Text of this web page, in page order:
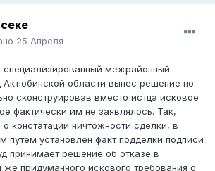
25 Апреля
специализированный межрайонный
Актюбинской области вынес решение по
сконструировав вместо истца исковое
фактически им не заявлялось. Так,
констатации ничтожности сделки, в
путем установлен факт подделки подписи
принимает решение об отказе в
придуманного искового требования о